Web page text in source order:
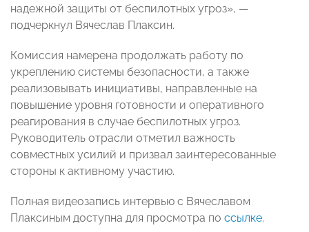
надежной защиты от беспилотных угроз», —
подчеркнул Вячеслав Плаксин.
Комиссия намерена продолжать работу по
укреплению системы безопасности, а также
реализовывать инициативы, направленные на
повышение уровня готовности и оперативного
реагирования в случае беспилотных угроз.
Руководитель отрасли отметил важность
совместных усилий и призвал заинтересованные
стороны к активному участию.
Полная видеозапись интервью с Вячеславом
Плаксиным доступна для просмотра по ссылке.